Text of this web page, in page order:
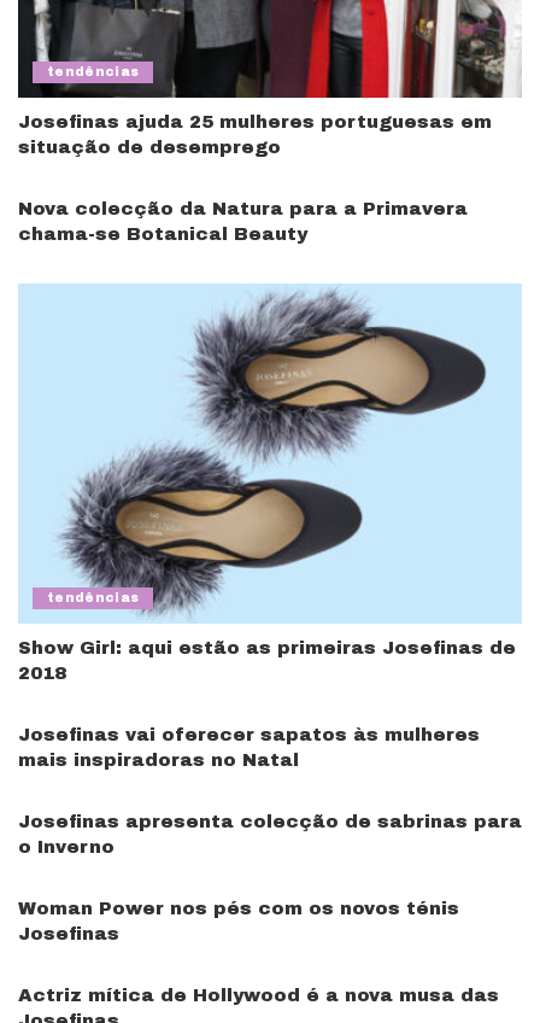
tendências
Josefinas ajuda 25 mulheres portuguesas em
situação de desemprego
Nova colecção da Natura para a Primavera
chama-se Botanical Beauty
tendências
Show Girl: aqui estão as primeiras Josefinas de
2018
Josefinas vai oferecer sapatos às mulheres
mais inspiradoras no Natal
Josefinas apresenta colecção de sabrinas para
o Inverno
Woman Power nos pés com os novos ténis
Josefinas
Actriz mítica de Hollywood é a nova musa das